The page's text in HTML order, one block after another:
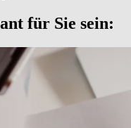
für Sie sein: